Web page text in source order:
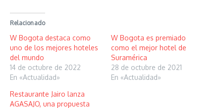
Relacionado
W Bogota destaca como
uno de los mejores hoteles
del mundo
14 de octubre de 2022
En «Actualidad»
W Bogota es premiado
como el mejor hotel de
Suramérica
28 de octubre de 2021
En «Actualidad»
Restaurante Jairo lanza
AGASAJO, una propuesta